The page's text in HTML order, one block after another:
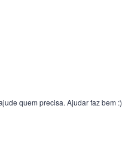
quem precisa. Ajudar faz bem :)